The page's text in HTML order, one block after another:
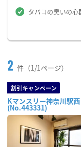
タバコの臭いの心
2 件（1/1ページ）
割引キャンペーン
Kマンスリー神奈川駅
(No.443331)